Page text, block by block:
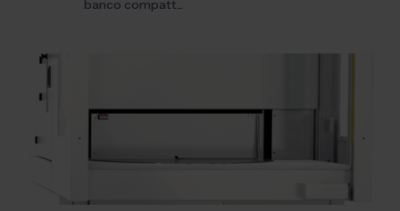
banco compatt...